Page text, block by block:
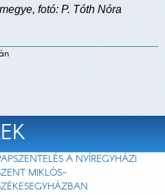
fotó: P. Tóth Nóra
A NYÍREGYHÁZI
MIKLÓS-